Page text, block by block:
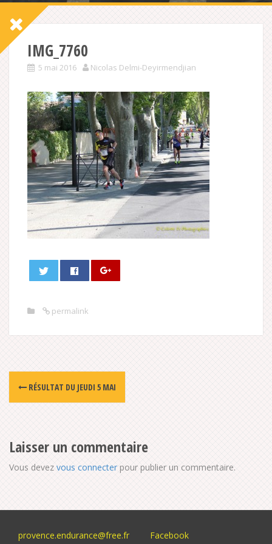
IMG_7760
5 mai 2016 Nicolas Delmi-Deyirmendjian
permalink
Post
navigation
RÉSULTAT DU JEUDI 5 MAI
Laisser un commentaire
Vous devez vous connecter pour publier un commentaire.
provence.endurance@free.fr
Facebook